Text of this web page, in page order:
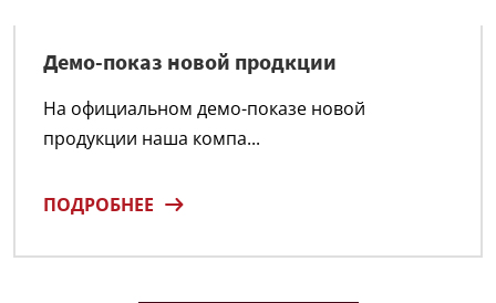
Демо-показ новой продкции
На официальном демо-показе новой
продукции наша компа...
ПОДРОБНЕЕ